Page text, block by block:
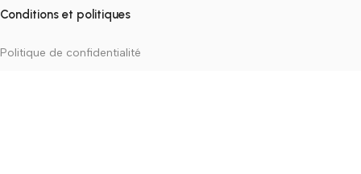
Conditions et politiques
Politique de confidentialité